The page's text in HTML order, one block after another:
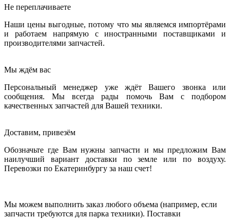
Не переплачиваете
Наши цены выгодные, потому что мы являемся импортёрами
и работаем напрямую с иностранными поставщиками и
производителями запчастей.
Мы ждём вас
Персональный менеджер уже ждёт Вашего звонка или
сообщения. Мы всегда рады помочь Вам с подбором
качественных запчастей для Вашей техники.
Доставим, привезём
Обозначьте где Вам нужны запчасти и мы предложим Вам
наилучший вариант доставки по земле или по воздуху.
Перевозки по Екатеринбургу за наш счет!
Мы можем выполнить заказ любого объема (например, если
запчасти требуются для парка техники). Поставки